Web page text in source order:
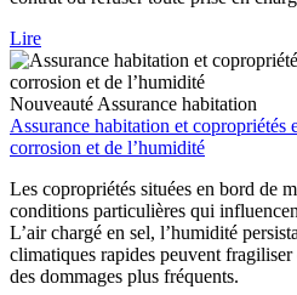
Lire
Nouveauté Assurance habitation
Assurance habitation et copropriétés
corrosion et de l’humidité
Les copropriétés situées en bord de
conditions particulières qui
L’air chargé en sel, l’humidité
climatiques rapides peuvent
des dommages plus fréquents.